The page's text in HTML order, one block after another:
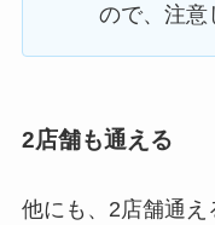
ので、注意
2店舗も通える
他にも、2店舗通